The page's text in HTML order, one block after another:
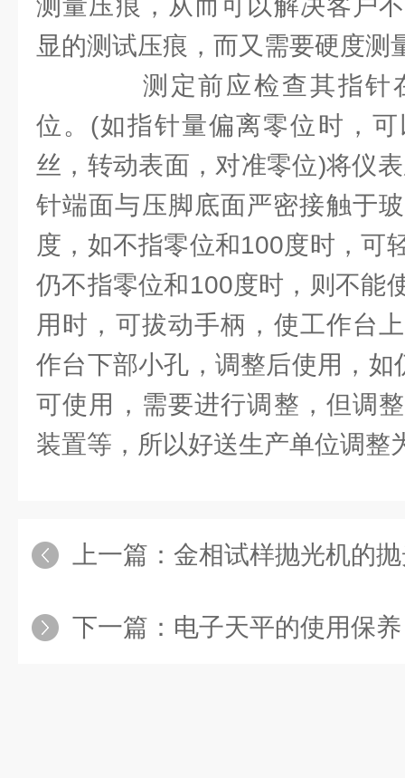
测量压痕，从而可以解决客户
显的测试压痕，而又需要硬度测
测定前应检查其指针
位。(如指针量偏离零位时，
丝，转动表面，对准零位)将仪
针端面与压脚底面严密接触于
度，如不指零位和100度时，可
仍不指零位和100度时，则不能
用时，可拔动手柄，使工作台
作台下部小孔，调整后使用，
可使用，需要进行调整，但调
装置等，所以好送生产单位调整
上一篇： 金相试样抛光机的
下一篇： 电子天平的使用保养